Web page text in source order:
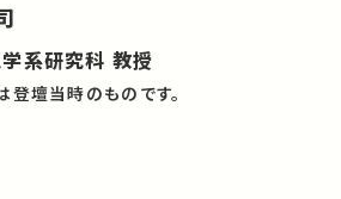
系研究科 教授
登壇当時のものです。